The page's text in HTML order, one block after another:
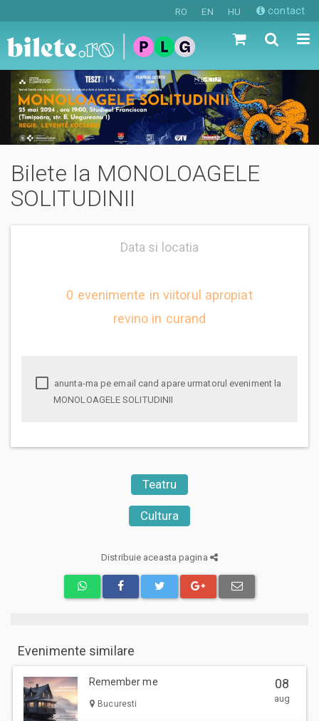
RO EN HU contact
Bilete la MONOLOAGELE
SOLITUDINII
Data si locatia
0 evenimente in viitorul apropiat
revino in curand
MONOLOAGELE SOLITUDINII
Teatru
Cultura
Distribuie aceasta pagina
Evenimente similare
Remember me
Bucuresti
08
aug